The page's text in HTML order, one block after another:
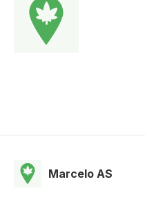
Marcelo AS